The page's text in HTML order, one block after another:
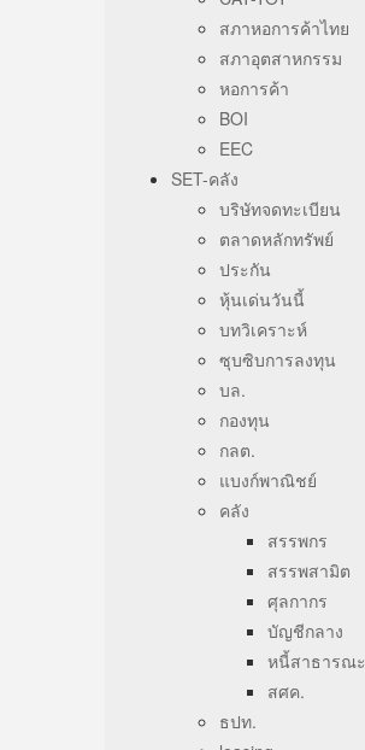
สภาหอการค้าไทย
สภาอุตสาหกรรม
หอการค้า
BOI
EEC
SET-คลัง
บริษัทจดทะเบียน
ตลาดหลักทรัพย์
ประกัน
หุ้นเด่นวันนี้
บทวิเคราะห์
ซุบซิบการลงทุน
บล.
กองทุน
กลต.
แบงก์พาณิชย์
คลัง
สรรพกร
สรรพสามิต
ศุลกากร
บัญชีกลาง
หนี้สาธารณะ
สศค.
ธปท.